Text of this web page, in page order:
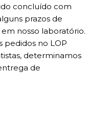
concluído com
prazos de
nosso laboratório.
pedidos no LOP
determinamos
de